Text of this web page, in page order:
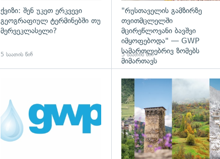
ქვიზი: შენ უკეთ ერკვევი
გეოგრაფიულ ტერმინებში თუ
მერვეკლასელი?
5 საათის წინ
"რუსთაველის გამზირზე
თვითმცლელში
მცირეწლოვანი ბავშვი
იმყოფებოდა" — GWP
სამართლებრივ ზომებს
მიმართავს
5 საათის წინ